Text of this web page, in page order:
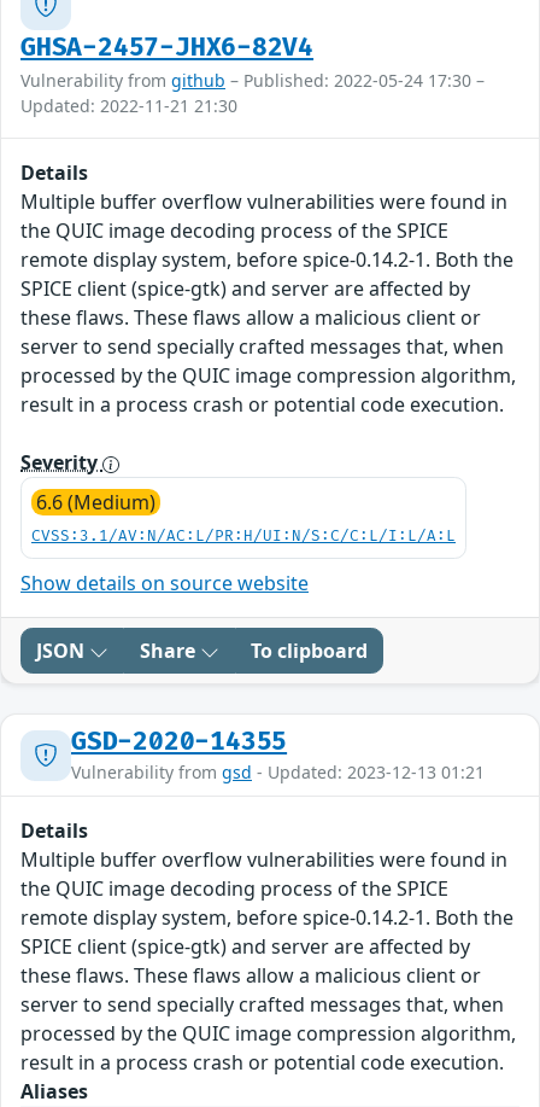
GHSA-2457-JHX6-82V4
Vulnerability from github – Published: 2022-05-24 17:30 –
Updated: 2022-11-21 21:30
Details
Multiple buffer overflow vulnerabilities were found in
the QUIC image decoding process of the SPICE
remote display system, before spice-0.14.2-1. Both the
SPICE client (spice-gtk) and server are affected by
these flaws. These flaws allow a malicious client or
server to send specially crafted messages that, when
processed by the QUIC image compression algorithm,
result in a process crash or potential code execution.
Severity
6.6 (Medium)
CVSS:3.1/AV:N/AC:L/PR:H/UI:N/S:C/C:L/I:L/A:L
Show details on source website
JSON Share To clipboard
GSD-2020-14355
Vulnerability from gsd - Updated: 2023-12-13 01:21
Details
Multiple buffer overflow vulnerabilities were found in
the QUIC image decoding process of the SPICE
remote display system, before spice-0.14.2-1. Both the
SPICE client (spice-gtk) and server are affected by
these flaws. These flaws allow a malicious client or
server to send specially crafted messages that, when
processed by the QUIC image compression algorithm,
result in a process crash or potential code execution.
Aliases